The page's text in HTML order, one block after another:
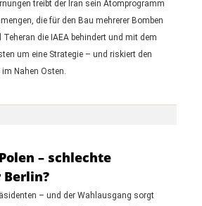
treibt der Iran sein Atomprogramm
die für den Bau mehrerer Bomben
die IAEA behindert und mit dem
um eine Strategie – und riskiert den
Nahen Osten.
– schlechte
– und der Wahlausgang sorgt